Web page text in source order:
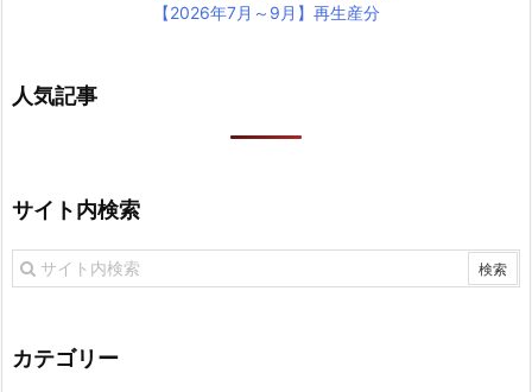
【2026年7月～9月】再生産分
人気記事
サイト内検索
カテゴリー